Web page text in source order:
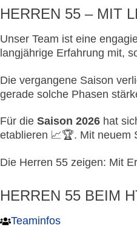
HERREN 55 – MIT
Unser Team ist eine
langjährige Erfahrung mit,
Die vergangene Saison
gerade solche Phasen
Für die Saison 2026 hat
etablieren 📈🏆. Mit neuem
Die Herren 55 zeigen: Mit
HERREN 55 BEIM
Teaminfos